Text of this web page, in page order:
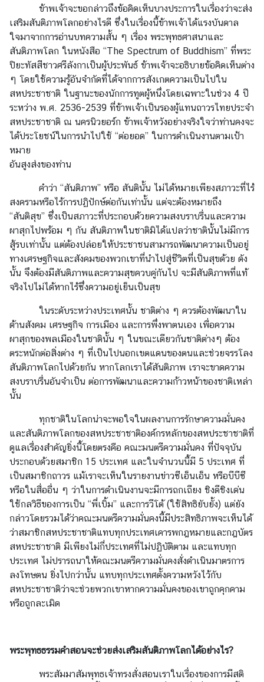
n
s
h
i
p
L
i
b
r
a
y
C
o
n
t
a
c
U
s
ข้าพเจ้าจะขอกล่าวถึงข้อคิดเห็นบางประการในเรื่องว่าจะส่ง
เสริมสันติภาพโลกอย่างไรดี ซึ่งในเรื่องนี้ข้าพเจ้าได้แรงบันดาล
ใจมาจากการอ่านบทความสั้น ๆ เรื่อง พระพุทธศาสนาและ
สันติภาพโลก ในหนังสือ “The Spectrum of Buddhism” ที่พระ
ปิยะทัสสีชาวศรีลังกาเป็นผู้ประพันธ์ ข้าพเจ้าจะอธิบายข้อคิดเห็นต่าง
ๆ โดยใช้ความรู้อันจำกัดที่ได้จากการสังเกตความเป็นไปใน
สหประชาชาติ ในฐานะของนักการทูตผู้หนึ่งโดยเฉพาะในช่วง 4 ปี
ระหว่าง พ.ศ. 2536-2539 ที่ข้าพเจ้าเป็นรองผู้แทนถาวรไทยประจำ
สหประชาชาติ ณ นครนิวยอร์ก ข้าพเจ้าหวังอย่างจริงใจว่าท่านคงจะ
ได้ประโยชน์ในการนำไปใช้ “ต่อยอด” ในการดำเนินงานตามเป้า
หมาย
อันสูงส่งของท่าน
คำว่า “สันติภาพ” หรือ สันตินั้น ไม่ได้หมายเพียงสภาวะที่ไร้
สงครามหรือไร้การปฏิปักษ์ต่อกันเท่านั้น แต่จะต้องหมายถึง
“สันติสุข” ซึ่งเป็นสภาวะที่ประกอบด้วยความสงบราบรื่นและความ
ผาสุกไปพร้อม ๆ กัน สันติภาพในชาติมิได้แปลว่าชาตินั้นไม่มีการ
สู้รบเท่านั้น แต่ต้องปล่อยให้ประชาชนสามารถพัฒนาความเป็นอยู่
ทางเศรษฐกิจและสังคมของพวกเขาที่นำไปสู่ชีวิตที่เป็นสุขด้วย ดัง
นั้น จึงต้องมีสันติภาพและความสุขควบคู่กันไป จะมีสันติภาพที่แท้
จริงไปไม่ได้หากไร้ซึ่งความอยู่เย็นเป็นสุข
ในระดับระหว่างประเทศนั้น ชาติต่าง ๆ ควรต้องพัฒนาใน
ด้านสังคม เศรษฐกิจ การเมือง และการพึ่งพาตนเอง เพื่อความ
ผาสุกของพลเมืองในชาตินั้น ๆ ในขณะเดียวกันชาติต่างๆ ต้อง
ตระหนักต่อสิ่งต่าง ๆ ที่เป็นไปนอกเขตแดนของตนและช่วยจรรโลง
สันติภาพโลกไปด้วยกัน หากโลกเราได้สันติภาพ เราจะขาดความ
สงบราบรื่นอันจำเป็น ต่อการพัฒนาและความก้าวหน้าของชาติเหล่า
นั้น
ทุกชาติในโลกน่าจะพอใจในผลงานการรักษาความมั่นคง
และสันติภาพโลกของสหประชาชาติองค์กรหลักของสหประชาชาติที่
ดูแลเรื่องสำคัญยิ่งนี้โดยตรงคือ คณะมนตรีความมั่นคง ที่ปัจจุบัน
ประกอบด้วยสมาชิก 15 ประเทศ และในจำนวนนี้มี 5 ประเทศ ที่
เป็นสมาชิกถาวร แม้เราจะเห็นในรายงานข่าวซีเอ็นเอ็น หรือบีบีซี
หรือในสื่ออื่น ๆ ว่าในการดำเนินงานจะมีการถกเถียง ชิงดีชิงเด่น
ใช้กลวิธีของการเป็น “พี่เบิ้ม” และการวีโต้ (ใช้สิทธิยับยั้ง) แต่ยัง
กล่าวโดยรวมได้ว่าคณะมนตรีความมั่นคงนี้มีประสิทธิภาพจะเห็นได้
ว่าสมาชิกสหประชาชาติแทบทุกประเทศเคารพกฎหมายและกฎบัตร
สหประชาชาติ มีเพียงไม่กี่ประเทศที่ไม่ปฏิบัติตาม และแทบทุก
ประเทศ ไม่ปรารถนาให้คณะมนตรีความมั่นคงสั่งดำเนินมาตรการ
ลงโทษตน ยิ่งไปกว่านั้น แทบทุกประเทศตั้งความหวังไว้กับ
สหประชาชาติว่าจะช่วยพวกเขาหากความมั่นคงของเขาถูกคุกคาม
หรือถูกละเมิด
พระพุทธธรรมคำสอนจะช่วยส่งเสริมสันติภาพโลกได้อย่างไร?
พระสัมมาสัมพุทธเจ้าทรงสั่งสอนเราในเรื่องของการมีสติ